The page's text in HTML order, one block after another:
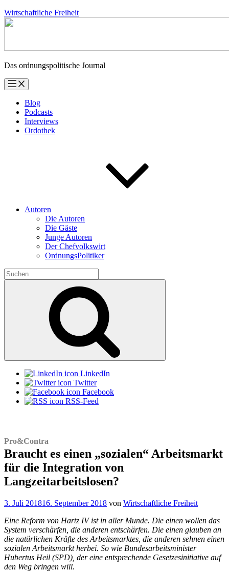
Zum
Inhalt
Wirtschaftliche Freiheit
Das ordnungspolitische Journal
Blog
Podcasts
Interviews
Ordothek
Autoren
Die Autoren
Die Gäste
Junge Autoren
Der Chefvolkswirt
OrdnungsPolitiker
Suchen
nach:
LinkedIn
Twitter
Facebook
RSS-Feed
Pro&Contra
Braucht es einen „sozialen“ Arbeitsmarkt
für die Integration von
Langzeitarbeitslosen?
Veröffentlicht
3. Juli 201816. September 2018 von Wirtschaftliche Freiheit
Eine Reform von Hartz IV ist in aller Munde. Die einen wollen das
System verschärfen, die anderen entschärfen. Die einen glauben an
die natürlichen Kräfte des Arbeitsmarktes, die anderen sehnen einen
sozialen Arbeitsmarkt herbei. So wie Bundesarbeitsminister
Hubertus Heil (SPD), der eine entsprechende Gesetzesinitiative auf
den Weg bringen will.